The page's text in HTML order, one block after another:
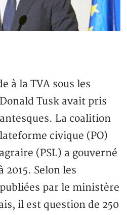
à la TVA sous les
Tusk avait pris
La coalition
civique (PO)
(PSL) a gouverné
2015. Selon les
par le ministère
il est question de 250